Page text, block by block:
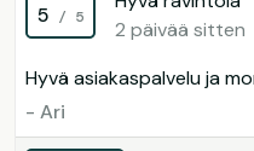
5 / 5
2 päivää sitten
Hyvä asiakaspalvelu ja
- Ari